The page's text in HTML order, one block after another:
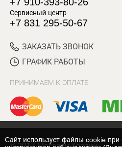
Сервисный центр
+7 831 295-50-67
ЗАКАЗАТЬ ЗВОНОК
ГРАФИК РАБОТЫ
ПРИНИМАЕМ К ОПЛАТЕ
Cайт использует файлы cookie